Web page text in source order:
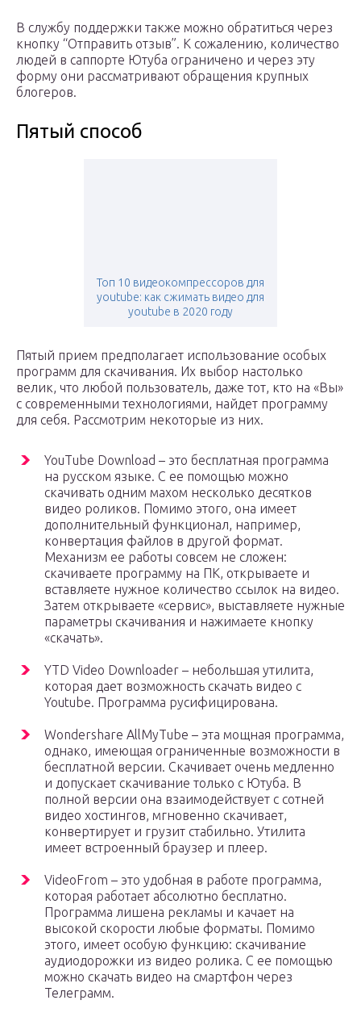
В службу поддержки также можно обратиться через
кнопку “Отправить отзыв”. К сожалению, количество
людей в саппорте Ютуба ограничено и через эту
форму они рассматривают обращения крупных
блогеров.
Пятый способ
Топ 10 видеокомпрессоров для
youtube: как сжимать видео для
youtube в 2020 году
Пятый прием предполагает использование особых
программ для скачивания. Их выбор настолько
велик, что любой пользователь, даже тот, кто на «Вы»
с современными технологиями, найдет программу
для себя. Рассмотрим некоторые из них.
YouTube Download – это бесплатная программа
на русском языке. С ее помощью можно
скачивать одним махом несколько десятков
видео роликов. Помимо этого, она имеет
дополнительный функционал, например,
конвертация файлов в другой формат.
Механизм ее работы совсем не сложен:
скачиваете программу на ПК, открываете и
вставляете нужное количество ссылок на видео.
Затем открываете «сервис», выставляете нужные
параметры скачивания и нажимаете кнопку
«скачать».
YTD Video Downloader – небольшая утилита,
которая дает возможность скачать видео с
Youtube. Программа русифицирована.
Wondershare AllMyTube – эта мощная программа,
однако, имеющая ограниченные возможности в
бесплатной версии. Скачивает очень медленно
и допускает скачивание только с Ютуба. В
полной версии она взаимодействует с сотней
видео хостингов, мгновенно скачивает,
конвертирует и грузит стабильно. Утилита
имеет встроенный браузер и плеер.
VideoFrom – это удобная в работе программа,
которая работает абсолютно бесплатно.
Программа лишена рекламы и качает на
высокой скорости любые форматы. Помимо
этого, имеет особую функцию: скачивание
аудиодорожки из видео ролика. С ее помощью
можно скачать видео на смартфон через
Телеграмм.